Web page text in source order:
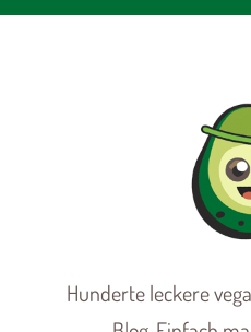
Hunderte leckere